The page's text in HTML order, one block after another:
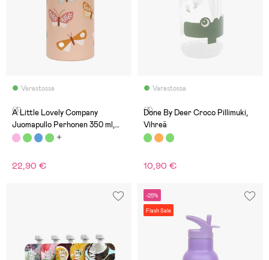
Varastossa
(3)
A Little Lovely Company
Juomapullo Perhonen 350 ml,
Vaaleanpunainen
22,90 €
Varastossa
(3)
Done By Deer Croco Pillimuki,
Vihreä
10,90 €
-25%
Flash Sale